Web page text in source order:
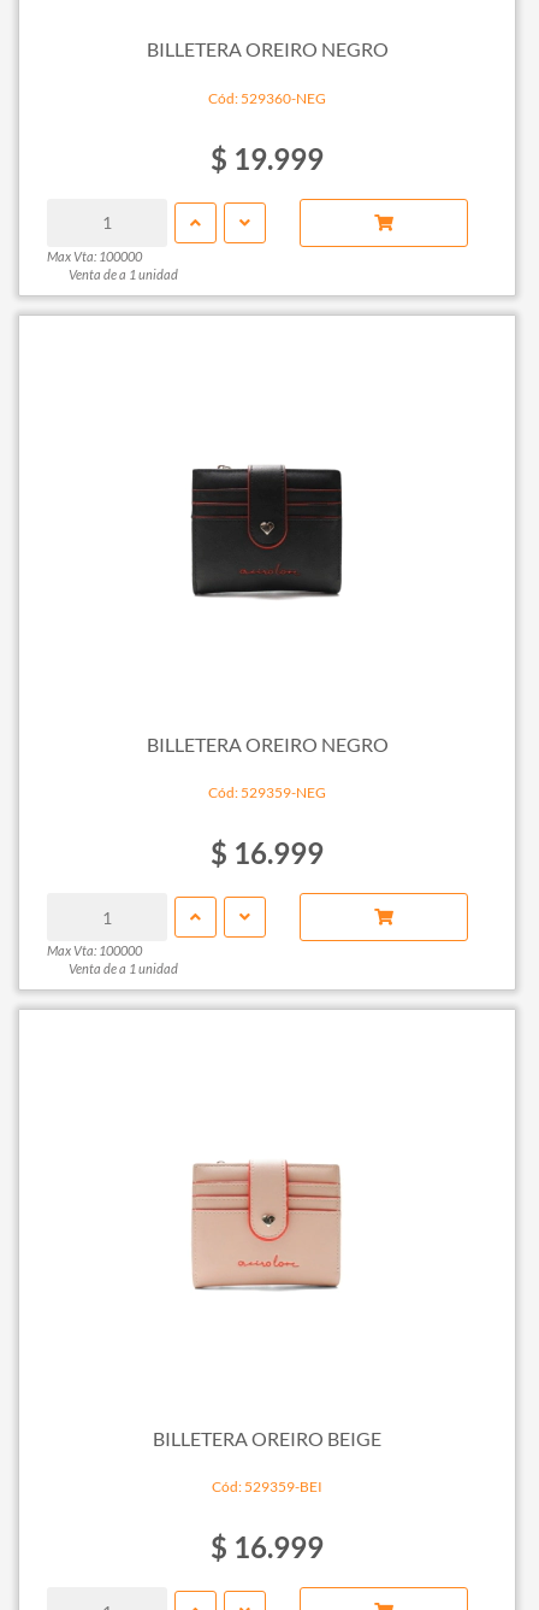
BILLETERA OREIRO NEGRO
Cód: 529360-NEG
$ 19.999
Max Vta: 100000
Venta de a 1 unidad
BILLETERA OREIRO NEGRO
Cód: 529359-NEG
$ 16.999
Max Vta: 100000
Venta de a 1 unidad
BILLETERA OREIRO BEIGE
Cód: 529359-BEI
$ 16.999